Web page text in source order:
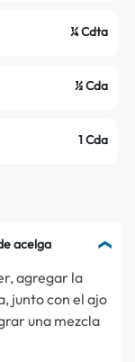
¼ Cdta
½ Cda
1 Cda
acelga
agregar la
junto con el ajo
una mezcla